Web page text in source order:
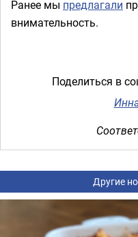
Ранее мы предлагали
внимательность.
Поделиться в
Другие